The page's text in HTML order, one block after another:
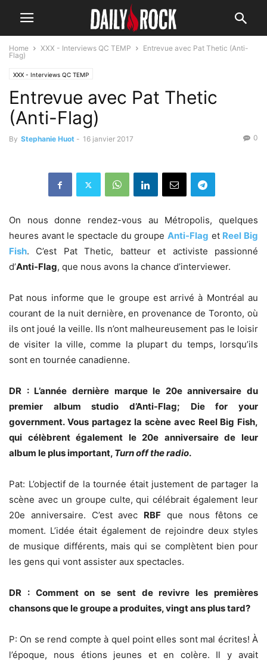
Home XXX - Interviews QC TEMP
Entrevue avec Pat Thetic (Anti-
Flag)
XXX - Interviews QC TEMP
Entrevue avec Pat Thetic
(Anti-Flag)
By Stephanie Huot - 16 janvier 2017 0
On nous donne rendez-vous au Métropolis, quelques
heures avant le spectacle du groupe Anti-Flag et Reel Big
Fish. C’est Pat Thetic, batteur et activiste passionné
d’Anti-Flag, que nous avons la chance d’interviewer.
Pat nous informe que le groupe est arrivé à Montréal au
courant de la nuit dernière, en provenance de Toronto, où
ils ont joué la veille. Ils n’ont malheureusement pas le loisir
de visiter la ville, comme la plupart du temps, lorsqu’ils
sont en tournée canadienne.
DR : L’année dernière marque le 20e anniversaire du
premier album studio d’Anti-Flag; Die for your
government. Vous partagez la scène avec Reel Big Fish,
qui célèbrent également le 20e anniversaire de leur
album le plus important, Turn off the radio.
Pat: L’objectif de la tournée était justement de partager la
scène avec un groupe culte, qui célébrait également leur
20e anniversaire. C’est avec RBF que nous fêtons ce
moment. L’idée était également de rejoindre deux styles
de musique différents, mais qui se complètent bien pour
les gens qui vont assister aux spectacles.
DR : Comment on se sent de revivre les premières
chansons que le groupe a produites, vingt ans plus tard?
P: On se rend compte à quel point elles sont mal écrites! À
l’époque, nous étions jeunes et en colère. Il y avait